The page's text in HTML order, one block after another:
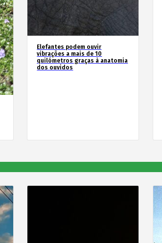
Elefantes podem ouvir
vibrações a mais de 10
quilómetros graças à anatomia
dos ouvidos